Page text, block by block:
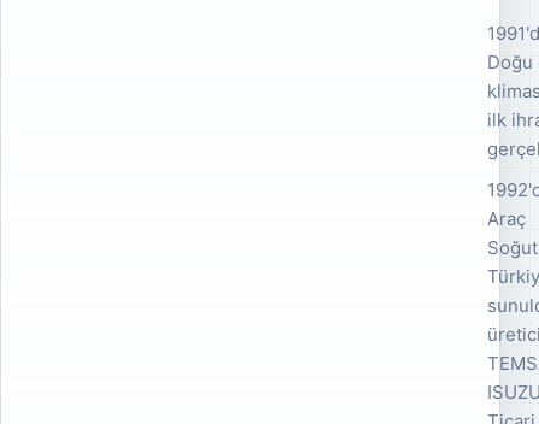
Doğu
ilk
Araç